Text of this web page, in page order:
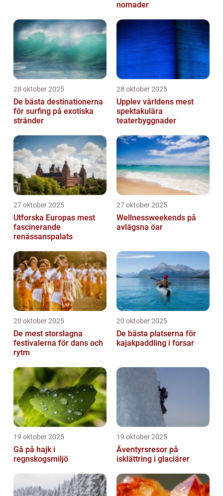
nomader
28 oktober 2025
De bästa destinationerna
för surfing på exotiska
stränder
28 oktober 2025
Upplev världens mest
spektakulära
teaterbyggnader
27 oktober 2025
Utforska Europas mest
fascinerande
renässanspalats
27 oktober 2025
Wellnessweekends på
avlägsna öar
20 oktober 2025
De mest storslagna
festivalerna för dans och
rytm
20 oktober 2025
De bästa platserna för
kajakpaddling i forsar
19 oktober 2025
Gå på hajk i
regnskogsmiljö
19 oktober 2025
Äventyrsresor på
isklättring i glaciärer